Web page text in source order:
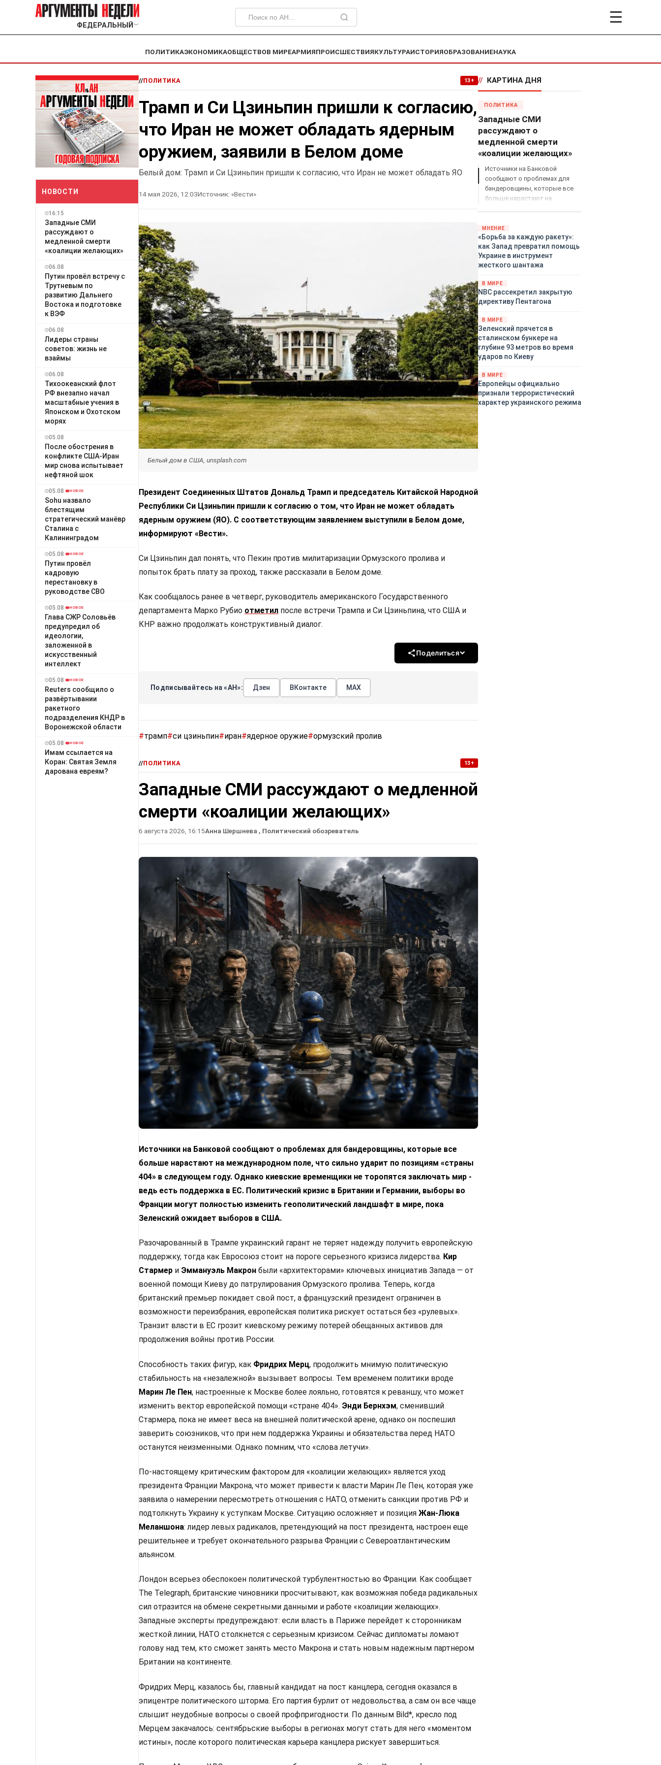
ФЕДЕРАЛЬНЫЙ ﹀ ☰
ПОЛИТИКАЭКОНОМИКАОБЩЕСТВОВ МИРЕАРМИЯПРОИСШЕСТВИЯКУЛЬТУРАИСТОРИЯОБРАЗОВАНИЕНАУКА
НОВОСТИ
16:15
Западные СМИ
рассуждают о
медленной смерти
«коалиции желающих»
06.08
Путин провёл встречу с
Трутневым по
развитию Дальнего
Востока и подготовке
к ВЭФ
06.08
Лидеры страны
советов: жизнь не
взаймы
06.08
Тихоокеанский флот
РФ внезапно начал
масштабные учения в
Японском и Охотском
морях
05.08
После обострения в
конфликте США-Иран
мир снова испытывает
нефтяной шок
05.08 НОВОЕ
Sohu назвало
блестящим
стратегический манёвр
Сталина с
Калининградом
05.08 НОВОЕ
Путин провёл
кадровую
перестановку в
руководстве СВО
05.08 НОВОЕ
Глава СЖР Соловьёв
предупредил об
идеологии,
заложенной в
искусственный
интеллект
05.08 НОВОЕ
Reuters сообщило о
развёртывании
ракетного
подразделения КНДР в
Воронежской области
05.08 НОВОЕ
Имам ссылается на
Коран: Святая Земля
дарована евреям?
//ПОЛИТИКА 13+
Трамп и Си Цзиньпин пришли к согласию,
что Иран не может обладать ядерным
оружием, заявили в Белом доме
Белый дом: Трамп и Си Цзиньпин пришли к согласию, что Иран не может обладать ЯО
14 мая 2026, 12:03Источник: «Вести»
Белый дом в США, unsplash.com
Президент Соединенных Штатов Дональд Трамп и председатель Китайской Народной
Республики Си Цзиньпин пришли к согласию о том, что Иран не может обладать
ядерным оружием (ЯО). С соответствующим заявлением выступили в Белом доме,
информируют «Вести».
Си Цзиньпин дал понять, что Пекин против милитаризации Ормузского пролива и
попыток брать плату за проход, также рассказали в Белом доме.
Как сообщалось ранее в четверг, руководитель американского Государственного
департамента Марко Рубио отметил после встречи Трампа и Си Цзиньпина, что США и
КНР важно продолжать конструктивный диалог.
Поделиться
Подписывайтесь на «АН»: Дзен ВКонтакте МАХ
#трамп#си цзиньпин#иран#ядерное оружие#ормузский пролив
//ПОЛИТИКА 13+
Западные СМИ рассуждают о медленной
смерти «коалиции желающих»
6 августа 2026, 16:15Анна Шершнева , Политический обозреватель
Источники на Банковой сообщают о проблемах для бандеровщины, которые все
больше нарастают на международном поле, что сильно ударит по позициям «страны
404» в следующем году. Однако киевские временщики не торопятся заключать мир -
ведь есть поддержка в ЕС. Политический кризис в Британии и Германии, выборы во
Франции могут полностью изменить геополитический ландшафт в мире, пока
Зеленский ожидает выборов в США.
Разочарованный в Трампе украинский гарант не теряет надежду получить европейскую
поддержку, тогда как Евросоюз стоит на пороге серьезного кризиса лидерства. Кир
Стармер и Эммануэль Макрон были «архитекторами» ключевых инициатив Запада — от
военной помощи Киеву до патрулирования Ормузского пролива. Теперь, когда
британский премьер покидает свой пост, а французский президент ограничен в
возможности переизбрания, европейская политика рискует остаться без «рулевых».
Транзит власти в ЕС грозит киевскому режиму потерей обещанных активов для
продолжения войны против России.
Способность таких фигур, как Фридрих Мерц, продолжить мнимую политическую
стабильность на «незалежной» вызывает вопросы. Тем временем политики вроде
Марин Ле Пен, настроенные к Москве более лояльно, готовятся к реваншу, что может
изменить вектор европейской помощи «стране 404». Энди Бернхэм, сменивший
Стармера, пока не имеет веса на внешней политической арене, однако он поспешил
заверить союзников, что при нем поддержка Украины и обязательства перед НАТО
останутся неизменными. Однако помним, что «слова летучи».
По-настоящему критическим фактором для «коалиции желающих» является уход
президента Франции Макрона, что может привести к власти Марин Ле Пен, которая уже
заявила о намерении пересмотреть отношения с НАТО, отменить санкции против РФ и
подтолкнуть Украину к уступкам Москве. Ситуацию осложняет и позиция Жан-Люка
Меланшона: лидер левых радикалов, претендующий на пост президента, настроен еще
решительнее и требует окончательного разрыва Франции с Североатлантическим
альянсом.
Лондон всерьез обеспокоен политической турбулентностью во Франции. Как сообщает
The Telegraph, британские чиновники просчитывают, как возможная победа радикальных
сил отразится на обмене секретными данными и работе «коалиции желающих».
Западные эксперты предупреждают: если власть в Париже перейдет к сторонникам
жесткой линии, НАТО столкнется с серьезным кризисом. Сейчас дипломаты ломают
голову над тем, кто сможет занять место Макрона и стать новым надежным партнером
Британии на континенте.
Фридрих Мерц, казалось бы, главный кандидат на пост канцлера, сегодня оказался в
эпицентре политического шторма. Его партия бурлит от недовольства, а сам он все чаще
слышит неудобные вопросы о своей профпригодности. По данным Bild*, кресло под
Мерцем закачалось: сентябрьские выборы в регионах могут стать для него «моментом
истины», после которого политическая карьера канцлера рискует завершиться.
// КАРТИНА ДНЯ
ПОЛИТИКА
Западные СМИ
рассуждают о
медленной смерти
«коалиции желающих»
Источники на Банковой
сообщают о проблемах для
бандеровщины, которые все
больше нарастают на
«страны 404» в следующем
году. Однако киевские
временщики не торопятся
заключать мир - ведь есть
поддержка в ЕС.
Британии и Германии, выборы
во Франции могут полностью
изменить геополитический
ландшафт в мире, пока
Зеленский ожидает выборов
в США.
МНЕНИЕ
«Борьба за каждую ракету»:
как Запад превратил помощь
Украине в инструмент
жесткого шантажа
В МИРЕ
NBC рассекретил закрытую
директиву Пентагона
В МИРЕ
Зеленский прячется в
сталинском бункере на
глубине 93 метров во время
ударов по Киеву
В МИРЕ
Европейцы официально
признали террористический
характер украинского режима